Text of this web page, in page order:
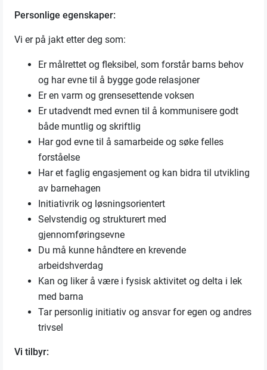
Personlige egenskaper:
Vi er på jakt etter deg som:
Er målrettet og fleksibel, som forstår barns behov
og har evne til å bygge gode relasjoner
Er en varm og grensesettende voksen
Er utadvendt med evnen til å kommunisere godt
både muntlig og skriftlig
Har god evne til å samarbeide og søke felles
forståelse
Har et faglig engasjement og kan bidra til utvikling
av barnehagen
Initiativrik og løsningsorientert
Selvstendig og strukturert med
gjennomføringsevne
Du må kunne håndtere en krevende
arbeidshverdag
Kan og liker å være i fysisk aktivitet og delta i lek
med barna
Tar personlig initiativ og ansvar for egen og andres
trivsel
Vi tilbyr: